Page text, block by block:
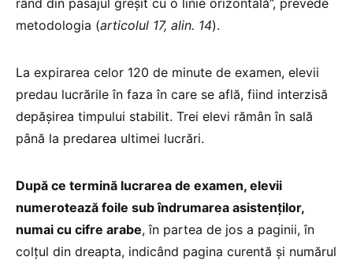
metodologia (articolul 17, alin. 14).
La expirarea celor 120 de minute de examen, elevii
predau lucrările în faza în care se află, fiind interzisă
depășirea timpului stabilit. Trei elevi rămân în sală
până la predarea ultimei lucrări.
După ce termină lucrarea de examen, elevii
numerotează foile sub îndrumarea asistenților,
numai cu cifre arabe, în partea de jos a paginii, în
colțul din dreapta, indicând pagina curentă și numărul